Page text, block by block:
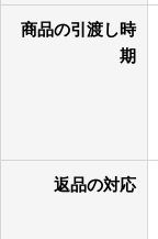
商品の引渡し時
期
返品の対応